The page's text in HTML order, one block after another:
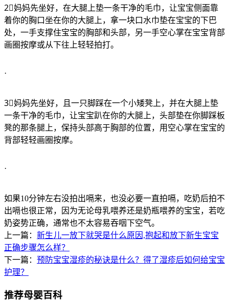
2⃣️妈妈先坐好，在大腿上垫一条干净的毛巾，让宝宝侧面靠
着你的胸口坐在你的大腿上，拿一块口水巾垫在宝宝的下巴
处，一手支撑住宝宝的胸部和头部，另一手空心掌在宝宝背部
画圈按摩或从下往上轻轻拍打。
·
3⃣️妈妈先坐好，且一只脚踩在一个小矮凳上，并在大腿上垫
一条干净的毛巾，让宝宝趴在你的大腿上，头部垫在你脚踩板
凳的那条腿上，保持头部高于胸部的位置，用空心掌在宝宝的
背部轻轻画圈按摩。
·
如果10分钟左右没拍出嗝来，也没必要一直拍嗝，吃奶后拍不
出嗝也很正常，因为无论母乳喂养还是奶瓶喂养的宝宝，若吃
奶姿势正确，通常也不太容易吞咽下空气。
上一篇： 新生儿一放下就哭是什么原因,抱起和放下新生宝宝
正确步骤怎么样？
下一篇： 预防宝宝湿疹的秘诀是什么？得了湿疹后如何给宝宝
护理？
推荐母婴百科